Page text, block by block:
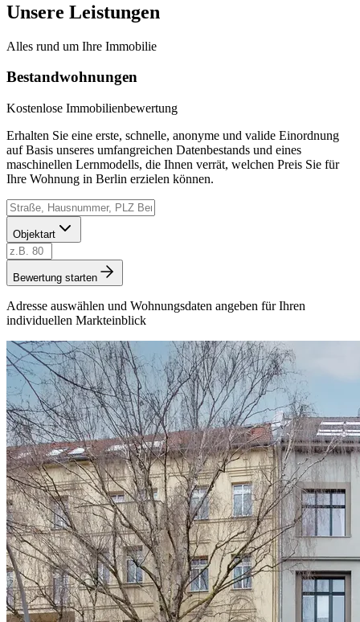
Unsere Leistungen
Alles rund um Ihre Immobilie
Bestandwohnungen
Kostenlose Immobilienbewertung
Erhalten Sie eine erste, schnelle, anonyme und valide Einordnung
auf Basis unseres umfangreichen Datenbestands und eines
maschinellen Lernmodells, die Ihnen verrät, welchen Preis Sie für
Ihre Wohnung in Berlin erzielen können.
Objektart
Bewertung starten
Adresse auswählen und Wohnungsdaten angeben für Ihren
individuellen Markteinblick